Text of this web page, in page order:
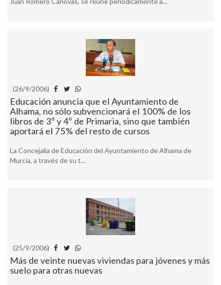
(26/9/2006)
Educación anuncia que el Ayuntamiento de
Alhama, no sólo subvencionará el 100% de los
libros de 3º y 4º de Primaria, sino que también
aportará el 75% del resto de cursos
La Concejalía de Educación del Ayuntamiento de Alhama de
Murcia, a través de su t...
(25/9/2006)
Más de veinte nuevas viviendas para jóvenes y más
suelo para otras nuevas